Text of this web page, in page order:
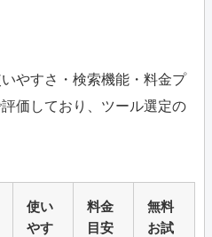
やすさ・検索機能・料金プ
価しており、ツール選定の
使い
やす
料金
目安
無料
お試